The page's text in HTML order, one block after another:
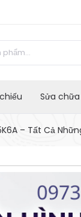
Sửa chữa
– Tất Cả